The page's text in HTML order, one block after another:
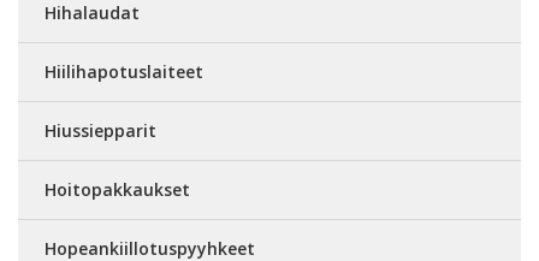
Hihalaudat
Hiilihapotuslaiteet
Hiussiepparit
Hoitopakkaukset
Hopeankiillotuspyyhkeet